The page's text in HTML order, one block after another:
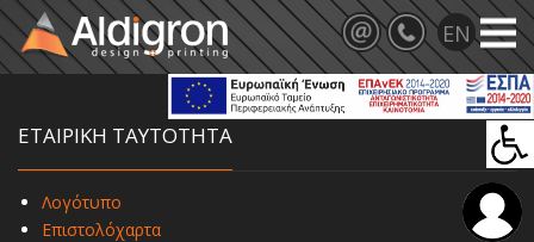
ΕΤΑΙΡΙΚΗ ΤΑΥΤΟΤΗΤΑ
Λογότυπο
Επιστολόχαρτα